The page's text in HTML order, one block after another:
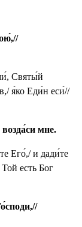
Святы́й
я́ко Еди́н еси́//
мне.
Его́,/ и дади́те
есть Бог